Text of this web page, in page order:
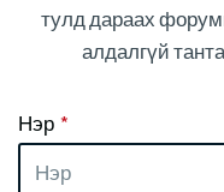
тулд дараах
алдалгүй
Нэр *